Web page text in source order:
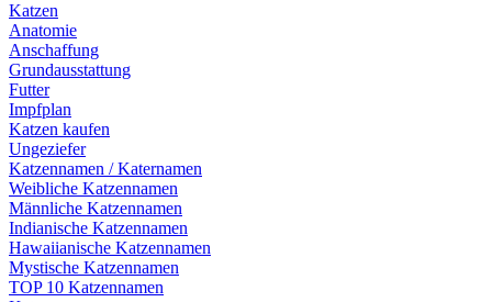
Katzen
Anatomie
Anschaffung
Grundausstattung
Futter
Impfplan
Katzen kaufen
Ungeziefer
Katzennamen / Katernamen
Weibliche Katzennamen
Männliche Katzennamen
Indianische Katzennamen
Hawaiianische Katzennamen
Mystische Katzennamen
TOP 10 Katzennamen